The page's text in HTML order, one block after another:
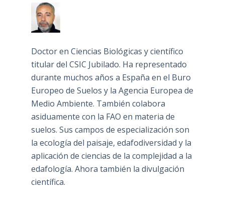
Doctor en Ciencias Biológicas y científico
titular del CSIC Jubilado. Ha representado
durante muchos años a España en el Buro
Europeo de Suelos y la Agencia Europea de
Medio Ambiente. También colabora
asiduamente con la FAO en materia de
suelos. Sus campos de especialización son
la ecología del paisaje, edafodiversidad y la
aplicación de ciencias de la complejidad a la
edafología. Ahora también la divulgación
científica.